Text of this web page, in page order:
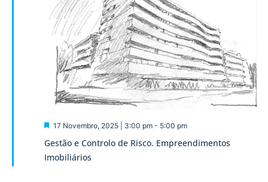
Gestão e Controlo de Risco. Empreendimentos
Imobiliários
Destaque
17 Novembro, 2025 | 3:00 pm- 5:00 pm